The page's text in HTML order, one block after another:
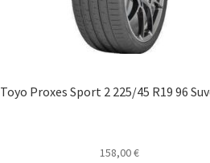
Toyo Proxes Sport 2 225/45 R19 96
158,00€